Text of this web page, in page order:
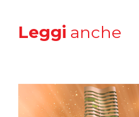
Leggi anche